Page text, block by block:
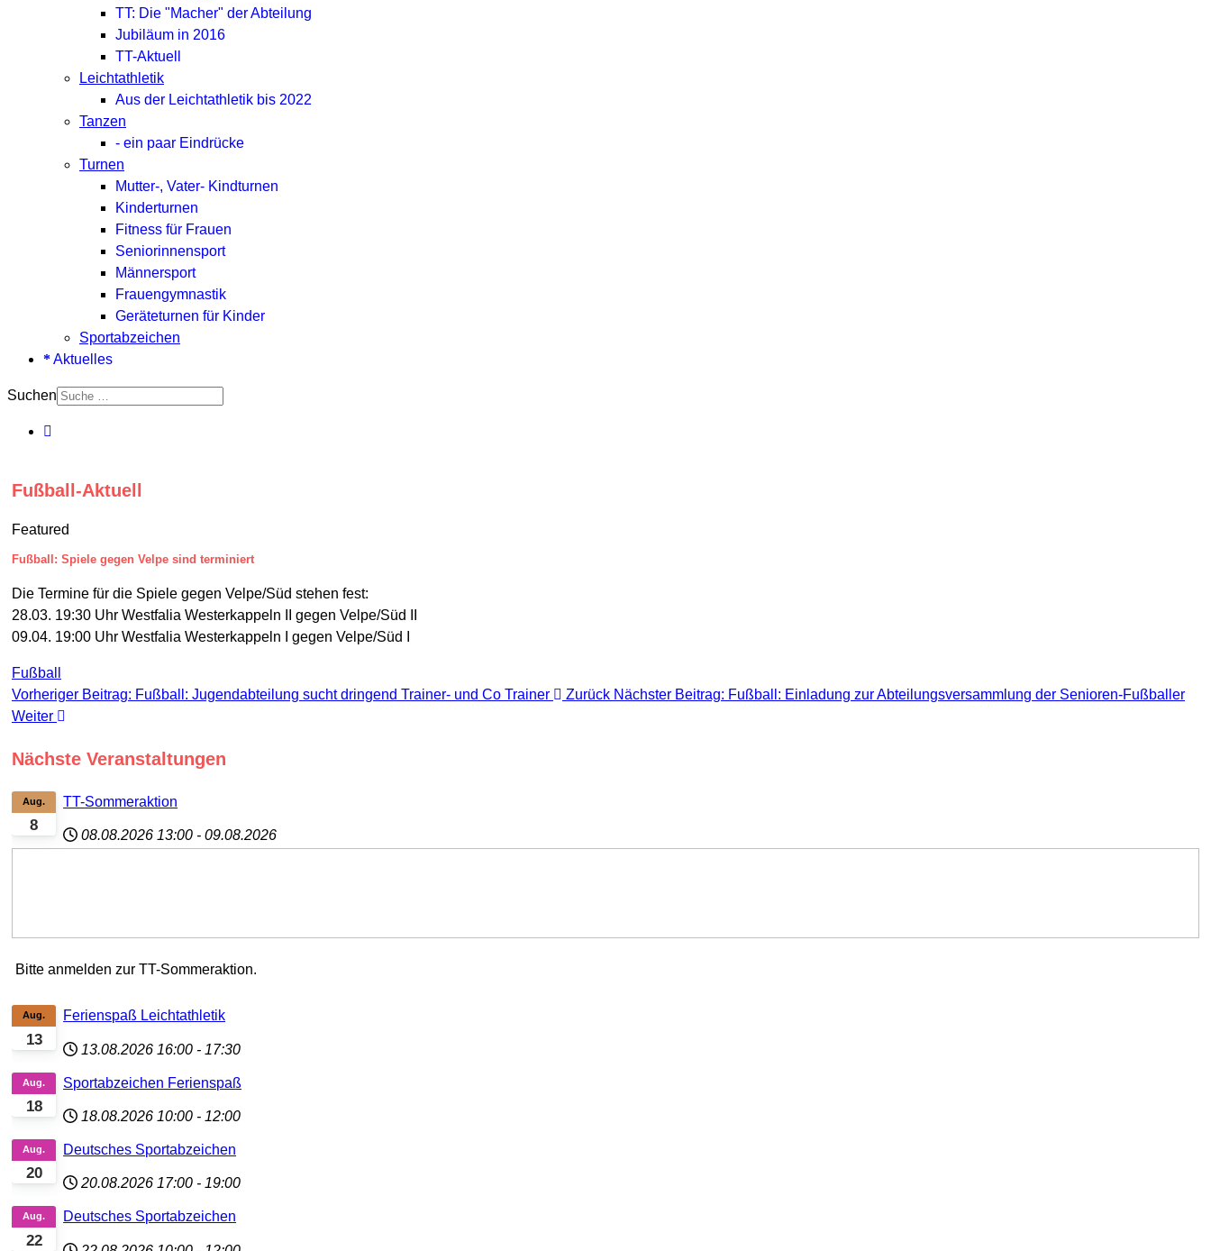
TT: Die "Macher" der Abteilung
Jubiläum in 2016
TT-Aktuell
Leichtathletik
Aus der Leichtathletik bis 2022
Tanzen
- ein paar Eindrücke
Turnen
Mutter-, Vater- Kindturnen
Kinderturnen
Fitness für Frauen
Seniorinnensport
Männersport
Frauengymnastik
Geräteturnen für Kinder
Sportabzeichen
Aktuelles
Suchen
Fußball-Aktuell
Featured
Fußball: Spiele gegen Velpe sind terminiert
Die Termine für die Spiele gegen Velpe/Süd stehen fest:
28.03. 19:30 Uhr Westfalia Westerkappeln II gegen Velpe/Süd II
09.04. 19:00 Uhr Westfalia Westerkappeln I gegen Velpe/Süd I
Fußball
Vorheriger Beitrag: Fußball: Jugendabteilung sucht dringend Trainer- und Co Trainer
Zurück Nächster Beitrag: Fußball: Einladung zur Abteilungsversammlung der Senioren-Fußballer
Weiter
Nächste Veranstaltungen
8
Aug. TT-Sommeraktion
08.08.2026 13:00 - 09.08.2026
Bitte anmelden zur TT-Sommeraktion.
13
Aug. Ferienspaß Leichtathletik
13.08.2026 16:00 - 17:30
18
Aug. Sportabzeichen Ferienspaß
18.08.2026 10:00 - 12:00
20
Aug. Deutsches Sportabzeichen
20.08.2026 17:00 - 19:00
22
Aug. Deutsches Sportabzeichen